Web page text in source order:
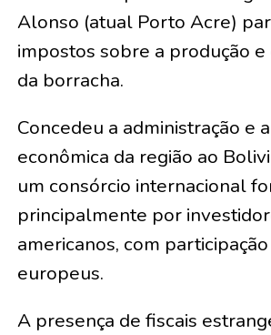
Alonso (atual Porto Acre)
impostos sobre a produção
da borracha.
Concedeu a administração e
econômica da região ao
um consórcio internacional
principalmente por
americanos, com
europeus.
A presença de fiscais